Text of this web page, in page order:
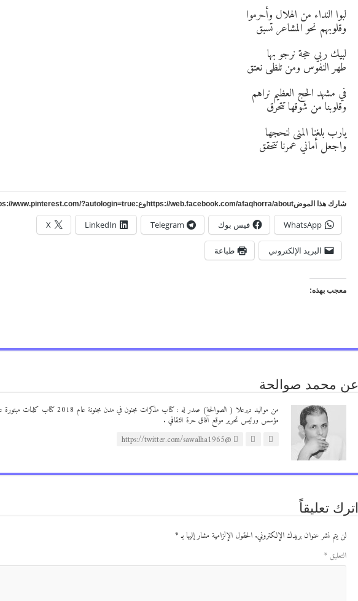
لبوا النداء من الهلال وأحرموا
وقلوبهم نحو المشاعر تسبق
لبيك ربي حجة نرجو بها
طهر النفوس ومن تلظى نعتق
في مشهد الحج العظيم نراهم
وقلوبنا من شوقها تتحرق
يارب بلغنا المنى لنحجها
واجعل أماني عمرنا تتحقق
شارك هذا الموضhttps://web.facebook.com/afaqhorra/aboutوع:https://www.pinterest.com/?autologin=true
WhatsApp فيس بوك Telegram
LinkedIn
X
البريد الإلكتروني طباعة
معجب بهذه:
عن محمد صوالحة
مؤسس ورئيس تحرير موقع آفاق حرة الثقافي .
@https://twitter.com/sawalha1965
اترك تعليقاً
لن يتم نشر عنوان بريدك الإلكتروني. الحقول الإلزامية مشار إليها بـ*
التعليق *